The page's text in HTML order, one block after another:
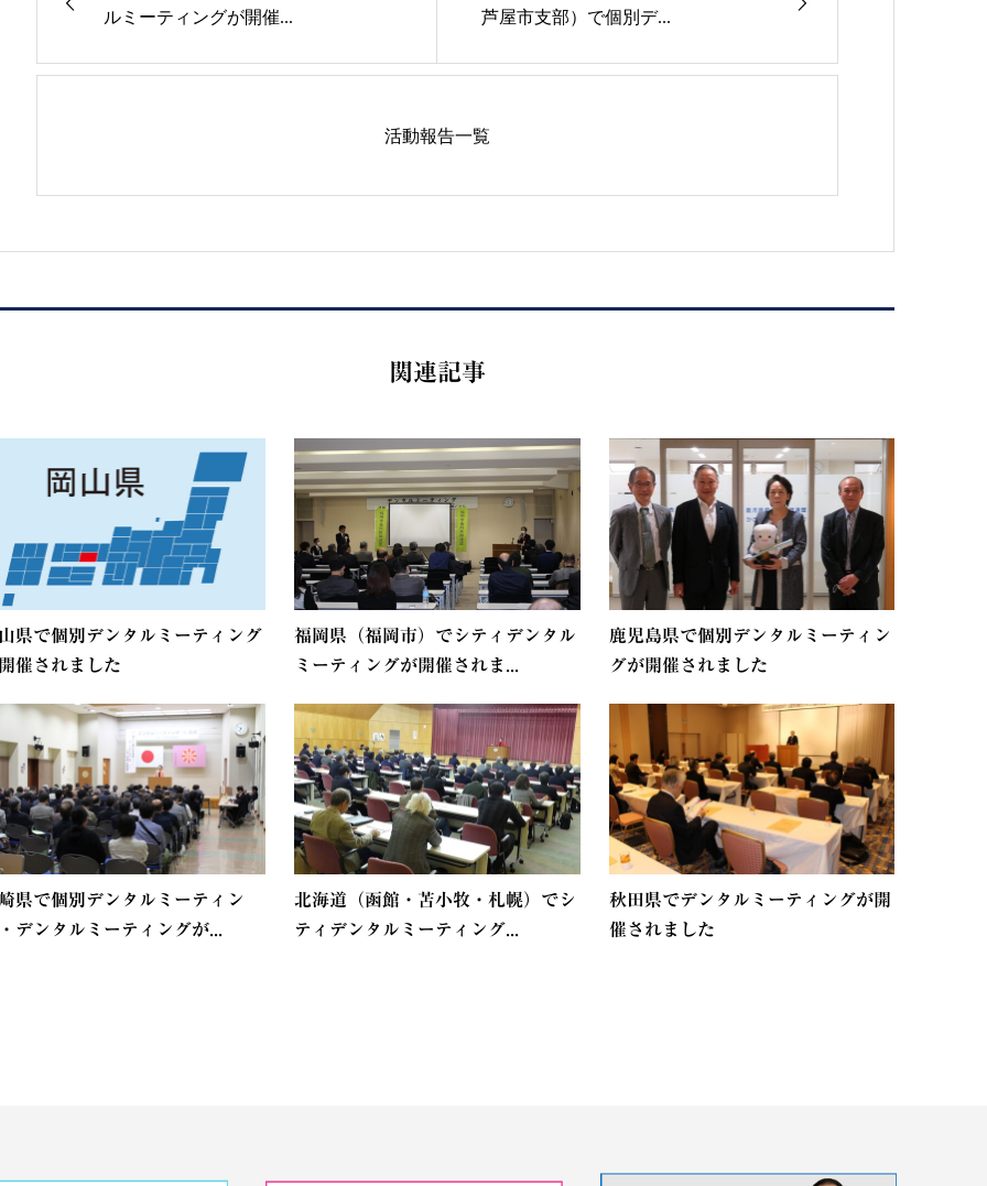
ルミーティングが開催...
芦屋市支部）で個別デ...
活動報告一覧
関連記事
県で個別デンタルミーティング
催されました
福岡県（福岡市）でシティデンタル
ミーティングが開催されま...
鹿児島県で個別デンタルミーティン
グが開催されました
県で個別デンタルミーティン
デンタルミーティングが...
北海道（函館・苫小牧・札幌）でシ
ティデンタルミーティング...
秋田県でデンタルミーティングが開
催されました